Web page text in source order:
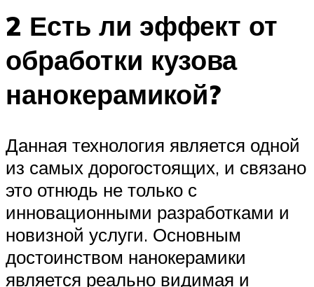
2 Есть ли эффект от
обработки кузова
нанокерамикой?
Данная технология является одной
из самых дорогостоящих, и связано
это отнюдь не только с
инновационными разработками и
новизной услуги. Основным
достоинством нанокерамики
является реально видимая и